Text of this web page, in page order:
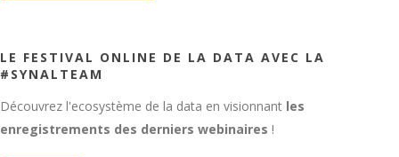
LE FESTIVAL ONLINE DE LA DATA AVEC LA
#SYNALTEAM
Découvrez l'ecosystème de la data en visionnant les
enregistrements des derniers webinaires !